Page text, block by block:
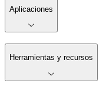
Aplicaciones
Herramientas y recursos